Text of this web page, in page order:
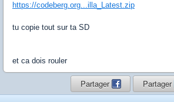
https://codeberg.org...illa_Latest.zip
tu copie tout sur ta SD
et ca dois rouler
Partager Partager